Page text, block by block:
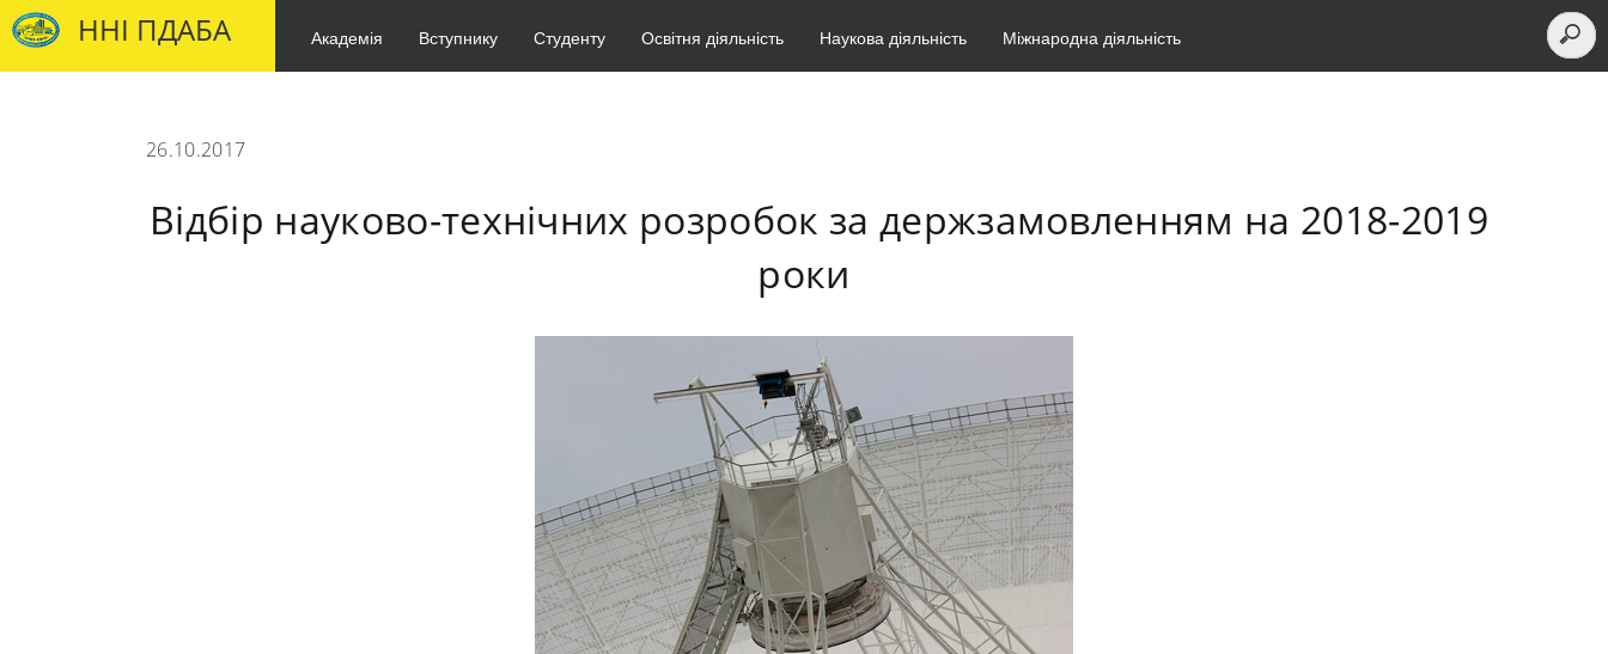
ННІ ПДАБА Академія Вступнику Студенту Освітня діяльність Наукова діяльність Міжнародна діяльність
26.10.2017
Відбір науково-технічних розробок за держзамовленням на 2018-2019
роки